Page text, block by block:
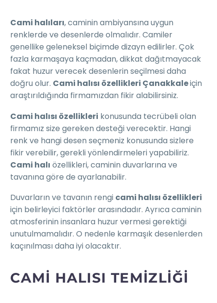
Cami halıları, caminin ambiyansına uygun
renklerde ve desenlerde olmalıdır. Camiler
genellike geleneksel biçimde dizayn edilirler. Çok
fazla karmaşaya kaçmadan, dikkat dağıtmayacak
fakat huzur verecek desenlerin seçilmesi daha
doğru olur. Cami halısı özellikleri Çanakkaleiçin
araştırıldığında firmamızdan fikir alabilirsiniz.
Cami halısı özellikleri konusunda tecrübeli olan
firmamız size gereken desteği verecektir. Hangi
renk ve hangi desen seçmeniz konusunda sizlere
fikir verebilir, gerekli yönlendirmeleri yapabiliriz.
Cami halı özellikleri, caminin duvarlarına ve
tavanına göre de ayarlanabilir.
Duvarların ve tavanın rengi cami halısı özellikleri
için belirleyici faktörler arasındadır. Ayrıca caminin
atmosferinin insanlara huzur vermesi gerektiği
unutulmamalıdır. O nedenle karmaşık desenlerden
kaçınılması daha iyi olacaktır.
CAMI HALISI TEMIZLIĞI